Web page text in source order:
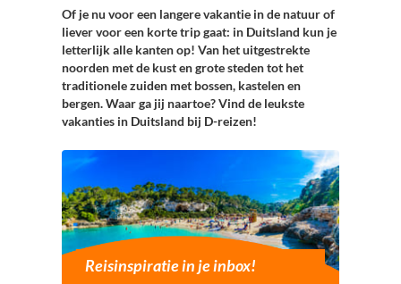
Of je nu voor een langere vakantie in de natuur of
liever voor een korte trip gaat: in Duitsland kun je
letterlijk alle kanten op! Van het uitgestrekte
noorden met de kust en grote steden tot het
traditionele zuiden met bossen, kastelen en
bergen. Waar ga jij naartoe? Vind de leukste
vakanties in Duitsland bij D-reizen!
Reisinspiratie in je inbox!